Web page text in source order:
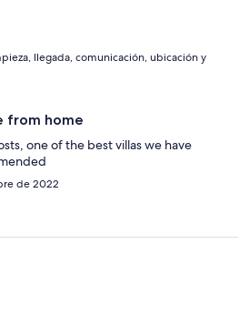
llegada, comunicación, ubicación y
from home
one of the best villas we have
de 2022